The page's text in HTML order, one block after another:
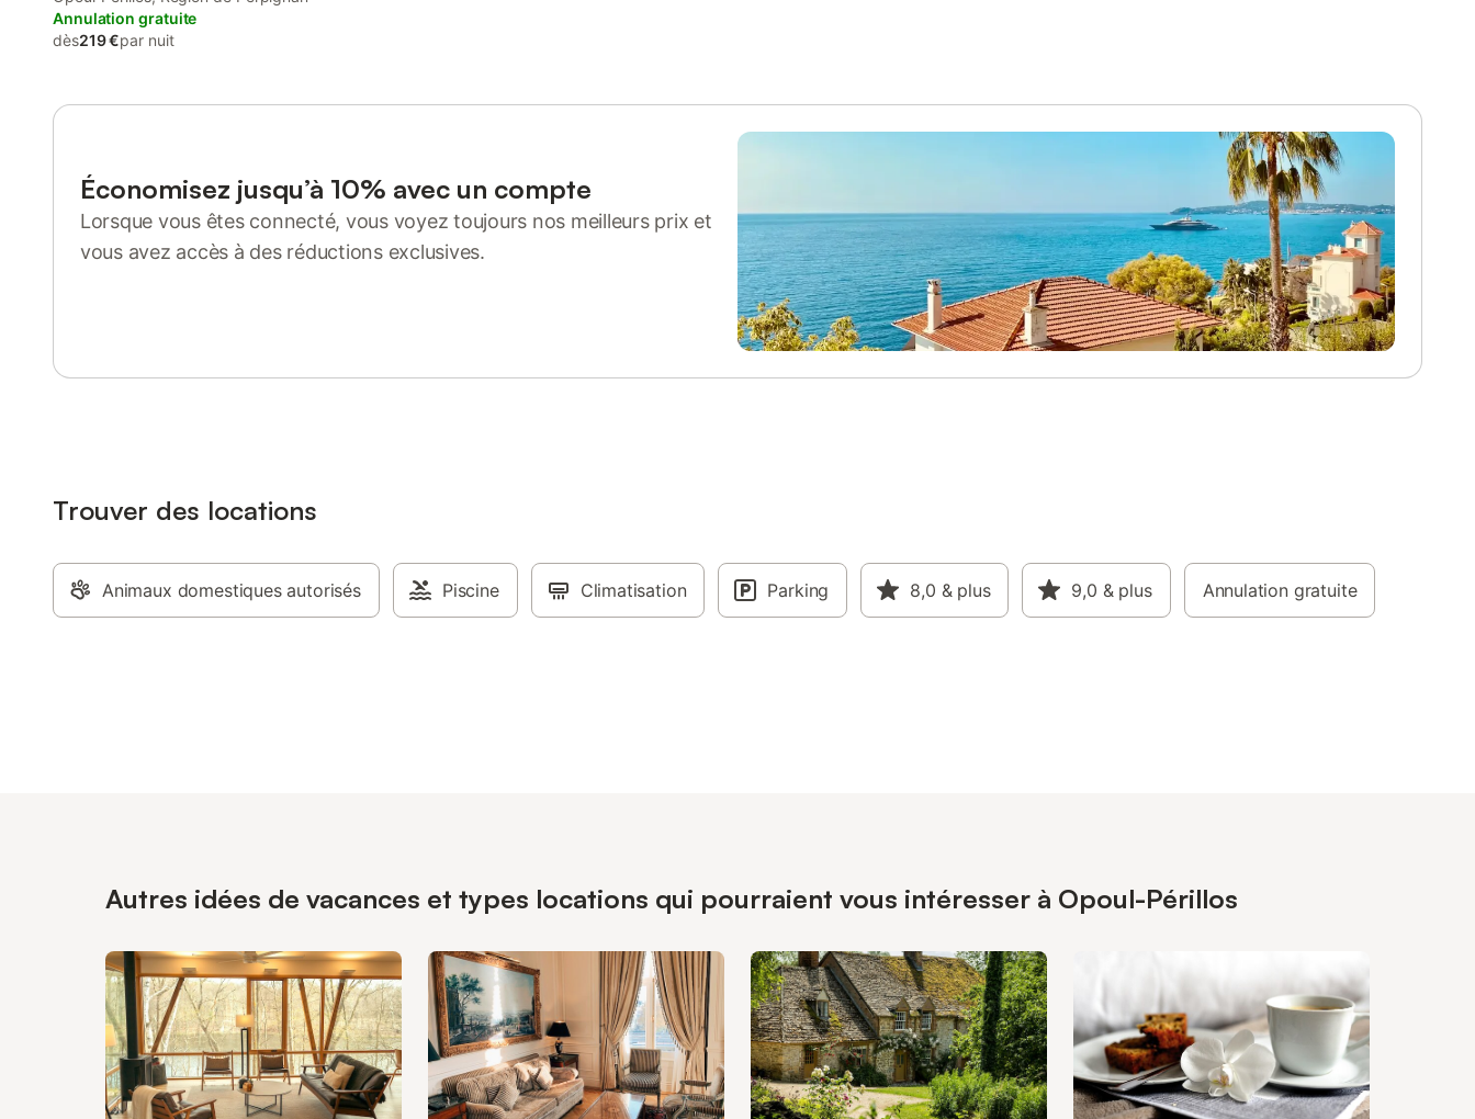
Annulation gratuite
dès219 €par nuit
Économisez jusqu’à 10% avec un compte
Lorsque vous êtes connecté, vous voyez toujours nos meilleurs prix et
vous avez accès à des réductions exclusives.
Trouver des locations
Animaux domestiques autorisés Piscine Climatisation Parking 8,0 & plus 9,0 & plus Annulation gratuite
Autres idées de vacances et types locations qui pourraient vous intéresser à Opoul-Périllos